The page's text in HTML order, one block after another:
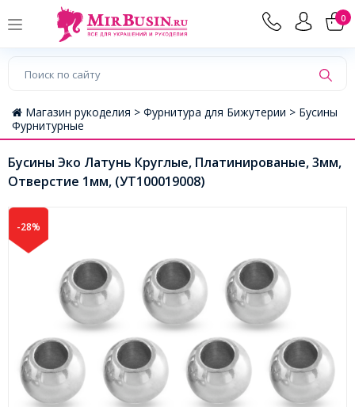
0
Магазин рукоделия > Фурнитура для Бижутерии > Бусины
Фурнитурные
Бусины Эко Латунь Круглые, Платинированые, 3мм,
Отверстие 1мм, (УТ100019008)
-28%